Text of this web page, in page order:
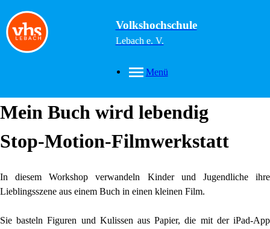
Volkshochschule
Lebach e. V.
Menü
Mein Buch wird lebendig
Stop-Motion-Filmwerkstatt
In diesem Workshop verwandeln Kinder und Jugendliche ihre
Lieblingsszene aus einem Buch in einen kleinen Film.
Sie basteln Figuren und Kulissen aus Papier, die mit der iPad-App